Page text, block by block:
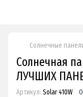
Солнечные
Солнечная
ЛУЧШИХ
Артикул: Solar 410W